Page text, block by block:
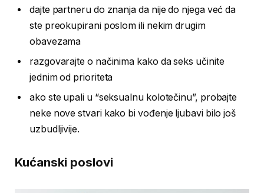
dajte partneru do znanja da nije do njega već da
ste preokupirani poslom ili nekim drugim
obavezama
razgovarajte o načinima kako da seks učinite
jednim od prioriteta
ako ste upali u “seksualnu kolotečinu”, probajte
neke nove stvari kako bi vođenje ljubavi bilo još
uzbudljivije.
Kućanski poslovi